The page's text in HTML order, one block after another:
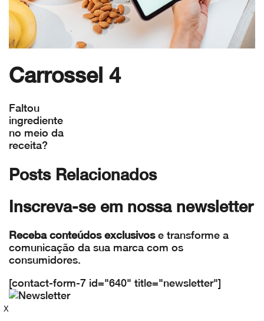
Carrossel 4
Faltou
ingrediente
no meio da
receita?
Posts Relacionados
Inscreva-se em nossa newsletter
Receba conteúdos exclusivose transforme a
comunicação da sua marca com os
consumidores.
[contact-form-7 id="640" title="newsletter"]
X